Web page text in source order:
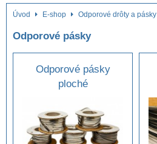
Úvod E-shop Odporové drôty a pásky
Odporové pásky
Odporové pásky
ploché